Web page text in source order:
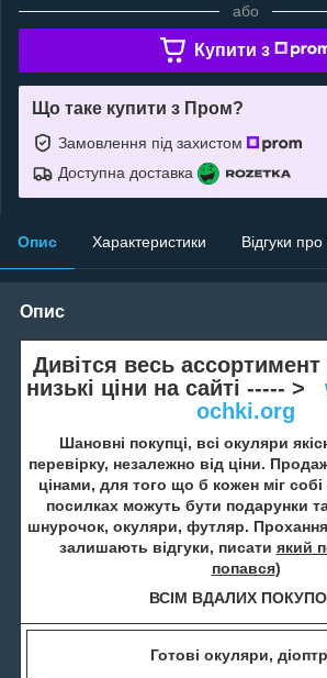
або
Купити з
Що таке купити з Пром?
Замовлення під захистом
Доступна доставка
Опис Характеристики Відгуки
Опис
Дивітся весь ассортимент
низькі ціни на сайті ----- >
ochki.org
Шановні покупці, всі окуляри
перевірку, незалежно від ціни.
цінами, для того що б кожен міг
посилках можуть бути подарунки
шнурочок, окуляри, футляр.
залишають відгуки, писати який
попався)
ВСІМ ВДАЛИХ
Готові окуляри,